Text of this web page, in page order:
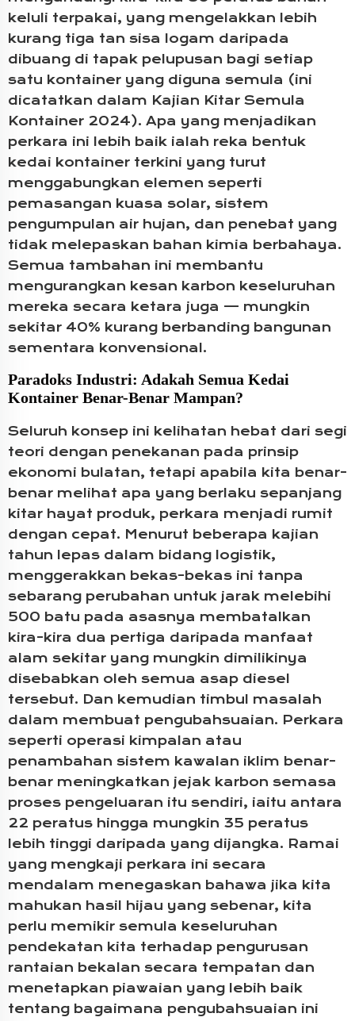
keluli terpakai, yang mengelakkan lebih
kurang tiga tan sisa logam daripada
dibuang di tapak pelupusan bagi setiap
satu kontainer yang diguna semula (ini
dicatatkan dalam Kajian Kitar Semula
Kontainer 2024). Apa yang menjadikan
perkara ini lebih baik ialah reka bentuk
kedai kontainer terkini yang turut
menggabungkan elemen seperti
pemasangan kuasa solar, sistem
pengumpulan air hujan, dan penebat yang
tidak melepaskan bahan kimia berbahaya.
Semua tambahan ini membantu
mengurangkan kesan karbon keseluruhan
mereka secara ketara juga — mungkin
sekitar 40% kurang berbanding bangunan
sementara konvensional.
Paradoks Industri: Adakah Semua Kedai
Kontainer Benar-Benar Mampan?
Seluruh konsep ini kelihatan hebat dari segi
teori dengan penekanan pada prinsip
ekonomi bulatan, tetapi apabila kita benar-
benar melihat apa yang berlaku sepanjang
kitar hayat produk, perkara menjadi rumit
dengan cepat. Menurut beberapa kajian
tahun lepas dalam bidang logistik,
menggerakkan bekas-bekas ini tanpa
sebarang perubahan untuk jarak melebihi
500 batu pada asasnya membatalkan
kira-kira dua pertiga daripada manfaat
alam sekitar yang mungkin dimilikinya
disebabkan oleh semua asap diesel
tersebut. Dan kemudian timbul masalah
dalam membuat pengubahsuaian. Perkara
seperti operasi kimpalan atau
penambahan sistem kawalan iklim benar-
benar meningkatkan jejak karbon semasa
proses pengeluaran itu sendiri, iaitu antara
22 peratus hingga mungkin 35 peratus
lebih tinggi daripada yang dijangka. Ramai
yang mengkaji perkara ini secara
mendalam menegaskan bahawa jika kita
mahukan hasil hijau yang sebenar, kita
perlu memikir semula keseluruhan
pendekatan kita terhadap pengurusan
rantaian bekalan secara tempatan dan
menetapkan piawaian yang lebih baik
tentang bagaimana pengubahsuaian ini